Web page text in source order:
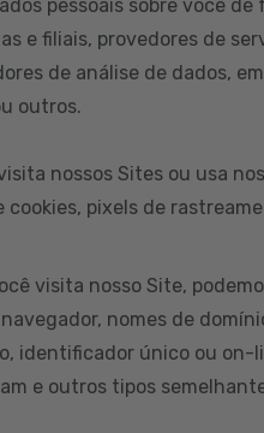
pessoais sobre você
e filiais, provedores de
de análise de dados,
outros.
nossos Sites ou usa
cookies, pixels de
visita nosso Site,
nomes de
identificador único ou on-
e outros tipos